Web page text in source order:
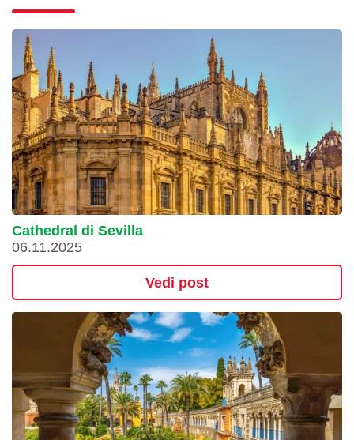
Cathedral di Sevilla
06.11.2025
Vedi post